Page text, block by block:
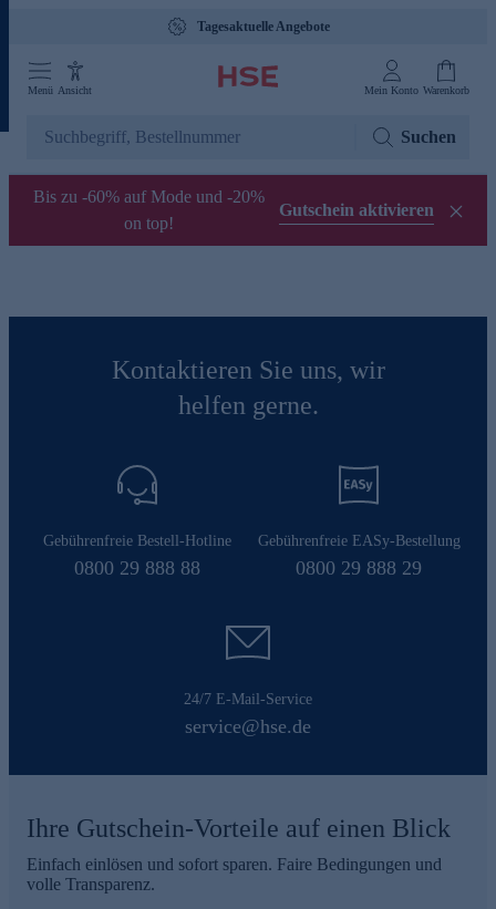
Tagesaktuelle Angebote
Menü Ansicht Mein Konto Warenkorb
Suchen
Bis zu -60% auf Mode und -20%
on top!
Gutschein aktivieren
Kontaktieren Sie uns, wir
helfen gerne.
Gebührenfreie Bestell-Hotline
0800 29 888 88
Gebührenfreie EASy-Bestellung
0800 29 888 29
24/7 E-Mail-Service
service@hse.de
Ihre Gutschein-Vorteile auf einen Blick
Einfach einlösen und sofort sparen. Faire Bedingungen und
volle Transparenz.